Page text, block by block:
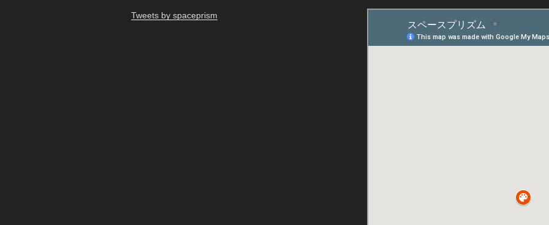
ョ
Tweets by spaceprism